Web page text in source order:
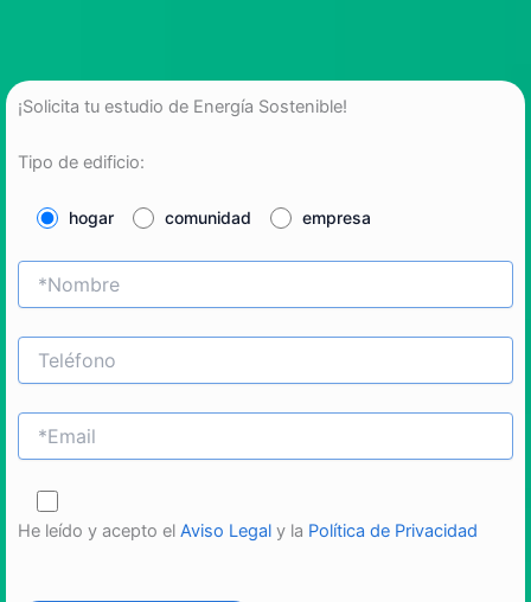
¡Solicita tu estudio de Energía Sostenible!
Tipo de edificio:
hogar comunidad empresa
He leído y acepto el Aviso Legal y la Política de Privacidad